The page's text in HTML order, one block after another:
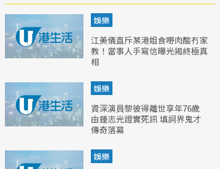
娛樂
江美儀直斥某港姐食嘢肉酸冇家
教！當事人手寫信曝光揭終極真
相
娛樂
資深演員黎彼得離世享年76歲
由鍾志光證實死訊 填詞界鬼才
傳奇落幕
娛樂